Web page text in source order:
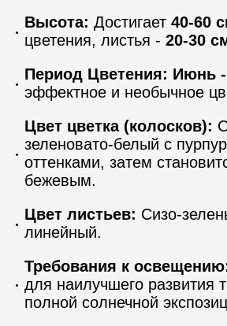
Высота: Достигает 40-60
цветения, листья - 20-30
Период Цветения: Июнь
эффектное и необычное
Цвет цветка (колосков):
зеленовато-белый с
оттенками, затем
бежевым.
Цвет листьев: Сизо-
линейный.
Требования к
для наилучшего развития
полной солнечной